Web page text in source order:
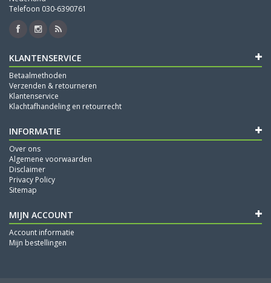
Telefoon 030-6390761
KLANTENSERVICE
Betaalmethoden
Verzenden & retourneren
Klantenservice
Klachtafhandeling en retourrecht
INFORMATIE
Over ons
Algemene voorwaarden
Disclaimer
Privacy Policy
Sitemap
MIJN ACCOUNT
Account informatie
Mijn bestellingen